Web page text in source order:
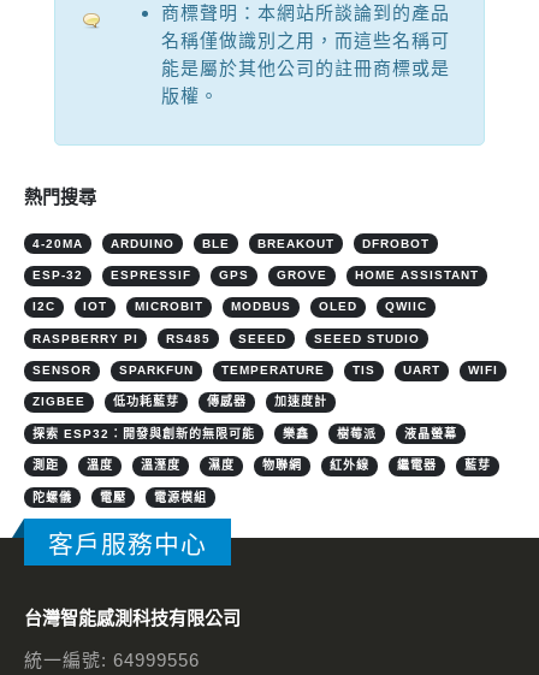
商標聲明：本網站所談論到的產品
名稱僅做識別之用，而這些名稱可
能是屬於其他公司的註冊商標或是
版權。
熱門搜尋
4-20MA ARDUINO BLE BREAKOUT DFROBOT
ESP-32 ESPRESSIF GPS GROVE HOME ASSISTANT
I2C IOT MICROBIT MODBUS OLED QWIIC
RASPBERRY PI RS485 SEEED SEEED STUDIO
SENSOR SPARKFUN TEMPERATURE TIS UART WIFI
ZIGBEE 低功耗藍芽 傳感器 加速度計
探索 ESP32：開發與創新的無限可能 樂鑫 樹莓派 液晶螢幕
測距 溫度 溫溼度 濕度 物聯網 紅外線 繼電器 藍芽
陀螺儀 電壓 電源模組
客戶服務中心
台灣智能感測科技有限公司
統一編號: 64999556